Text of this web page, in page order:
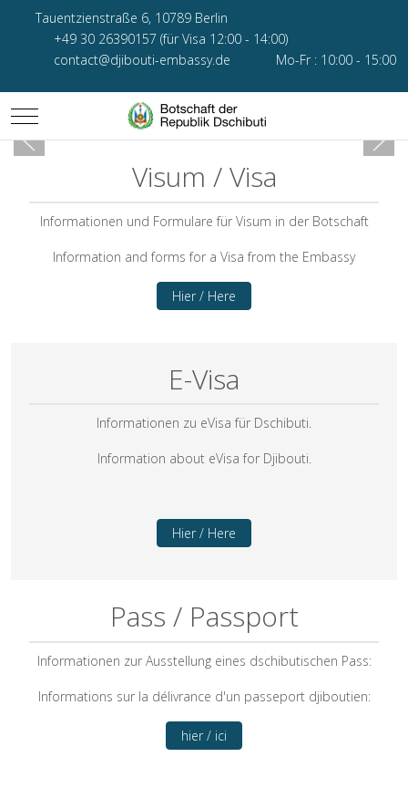
Tauentzienstraße 6, 10789 Berlin
+49 30 26390157 (für Visa 12:00 - 14:00)
contact@djibouti-embassy.de
Mo-Fr : 10:00 - 15:00
Mobile Menu Toggle
Visum / Visa
Informationen und Formulare für Visum in der Botschaft
Information and forms for a Visa from the Embassy
Hier / Here
E-Visa
Informationen zu eVisa für Dschibuti.
Information about eVisa for Djibouti.
Hier / Here
Pass / Passport
Informationen zur Ausstellung eines dschibutischen Pass:
Informations sur la délivrance d'un passeport djiboutien:
hier / ici